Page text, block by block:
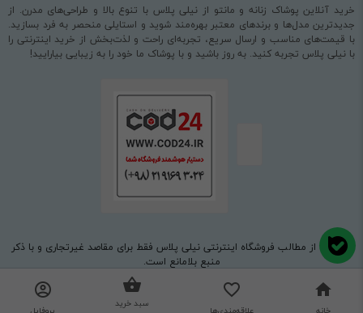
خرید آنلاین پوشاک زنانه و مانتو از نیلی پلاس با تنوع بالا و طراحی‌های مدرن. از
جدیدترین مدل‌ها و برندهای معتبر بهره‌مند شوید و استایلی منحصر به فرد بسازید.
با قیمت‌های مناسب و ارسال سریع، تجربه‌ای راحت و لذت‌بخش از خرید اینترنتی را
با نیلی پلاس تجربه کنید. به روز باشید و با پوشاک ما خود را به زیبایی بیارایید!
استفاده از مطالب فروشگاه اینترنتی نیلی پلاس فقط برای مقاصد غیرتجاری و با ذکر
منبع بلامانع است.
طراحی و اجراشرکت مهسان فراز قومس (cod24.ir)
پروفایل
سبد خرید
علاقه‌مندی‌ها خانه